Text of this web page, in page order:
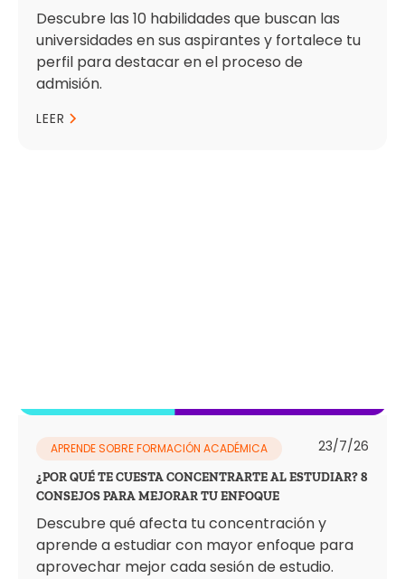
Descubre las 10 habilidades que buscan las
universidades en sus aspirantes y fortalece tu
perfil para destacar en el proceso de
admisión.
LEER
APRENDE SOBRE FORMACIÓN ACADÉMICA 23/7/26
¿POR QUÉ TE CUESTA CONCENTRARTE AL ESTUDIAR? 8
CONSEJOS PARA MEJORAR TU ENFOQUE
Descubre qué afecta tu concentración y
aprende a estudiar con mayor enfoque para
aprovechar mejor cada sesión de estudio.